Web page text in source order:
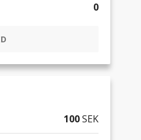
0
100SEK